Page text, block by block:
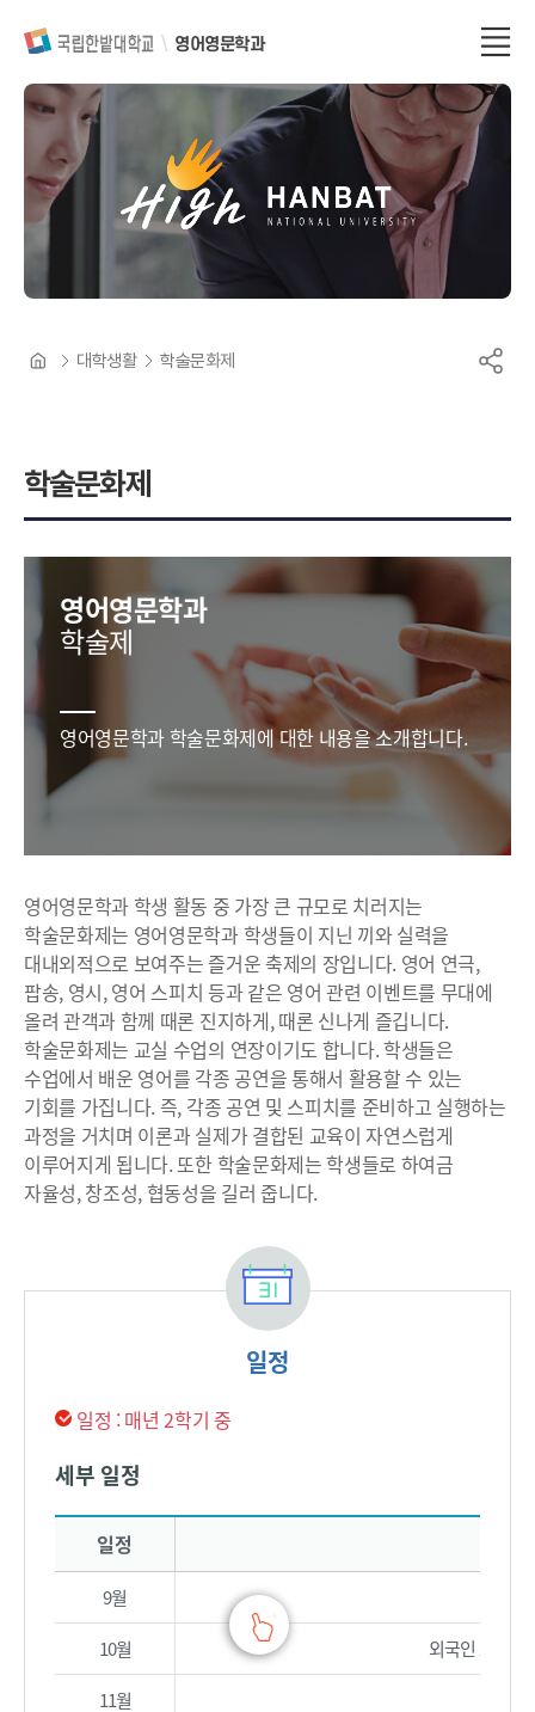
영어영문학과
학술문화제
대학생활 학술문화제
영어영문학과
학술제
영어영문학과 학술문화제에 대한 내용을 소개합니다.
영어영문학과 학생 활동 중 가장 큰 규모로 치러지는
학술문화제는 영어영문학과 학생들이 지닌 끼와 실력을
대내외적으로 보여주는 즐거운 축제의 장입니다. 영어 연극,
팝송, 영시, 영어 스피치 등과 같은 영어 관련 이벤트를 무대에
올려 관객과 함께 때론 진지하게, 때론 신나게 즐깁니다.
학술문화제는 교실 수업의 연장이기도 합니다. 학생들은
수업에서 배운 영어를 각종 공연을 통해서 활용할 수 있는
기회를 가집니다. 즉, 각종 공연 및 스피치를 준비하고 실행하는
과정을 거치며 이론과 실제가 결합된 교육이 자연스럽게
이루어지게 됩니다. 또한 학술문화제는 학생들로 하여금
자율성, 창조성, 협동성을 길러 줍니다.
일정
일정 : 매년 2학기 중
세부 일정
학술제 세부 일정을 안내하는 표로 월별 추진내용과 비고로 구성됩니다
일정
9월
10월 외국인 교수의
11월